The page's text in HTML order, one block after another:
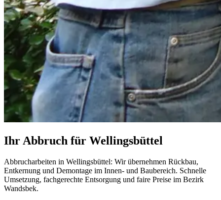
Ihr Abbruch für Wellingsbüttel
Abbrucharbeiten in Wellingsbüttel: Wir übernehmen Rückbau,
Entkernung und Demontage im Innen- und Baubereich. Schnelle
Umsetzung, fachgerechte Entsorgung und faire Preise im Bezirk
Wandsbek.